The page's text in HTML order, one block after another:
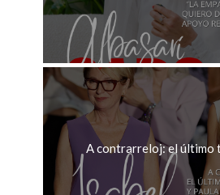
A contrarreloj: el último